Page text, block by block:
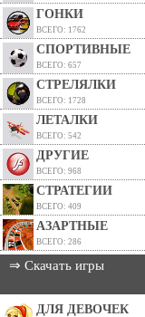
ГОНКИ
ВСЕГО: 1762
СПОРТИВНЫЕ
ВСЕГО: 657
СТРЕЛЯЛКИ
ВСЕГО: 1728
ЛЕТАЛКИ
ВСЕГО: 542
ДРУГИЕ
ВСЕГО: 968
СТРАТЕГИИ
ВСЕГО: 409
АЗАРТНЫЕ
ВСЕГО: 286
⇒ Скачать игры
ДЛЯ ДЕВОЧЕК